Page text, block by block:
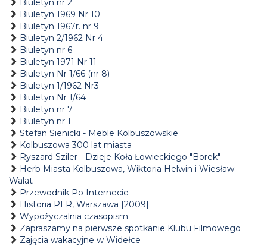
Biuletyn nr 2
Biuletyn 1969 Nr 10
Biuletyn 1967r. nr 9
Biuletyn 2/1962 Nr 4
Biuletyn nr 6
Biuletyn 1971 Nr 11
Biuletyn Nr 1/66 (nr 8)
Biuletyn 1/1962 Nr3
Biuletyn Nr 1/64
Biuletyn nr 7
Biuletyn nr 1
Stefan Sienicki - Meble Kolbuszowskie
Kolbuszowa 300 lat miasta
Ryszard Sziler - Dzieje Koła Łowieckiego "Borek"
Herb Miasta Kolbuszowa, Wiktoria Helwin i Wiesław
Walat
Przewodnik Po Internecie
Historia PLR, Warszawa [2009].
Wypożyczalnia czasopism
Zapraszamy na pierwsze spotkanie Klubu Filmowego
Zajęcia wakacyjne w Widełce